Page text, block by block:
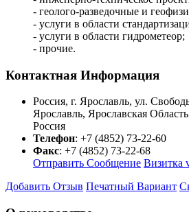
- геолого-разведочные и
- услуги в области
- услуги в области гидрометеор;
- прочие.
Контактная Информация
Россия, г. Ярославль, ул.
Ярославль, Ярославская Область
Россия
Телефон: +7 (4852) 73-22-60
Факс: +7 (4852) 73-22-68
Отправить Сообщение Визитка
Добавить Отзыв Печатный Вариант